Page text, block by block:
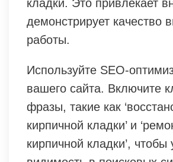
кладки. Это привлекает
демонстрирует качество
работы.
Используйте SEO-
вашего сайта. Включите
фразы, такие как
кирпичной кладки’ и
кирпичной кладки’, чтобы